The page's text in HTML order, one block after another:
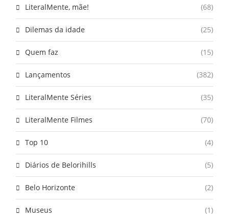
LiteralMente, mãe! (68)
Dilemas da idade (25)
Quem faz (15)
Lançamentos (382)
LiteralMente Séries (35)
LiteralMente Filmes (70)
Top 10 (4)
Diários de Belorihills (5)
Belo Horizonte (2)
Museus (1)